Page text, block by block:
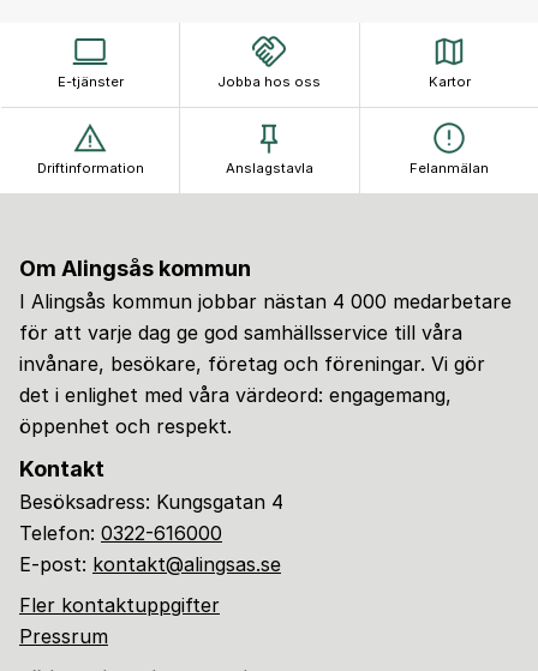
E-tjänster Jobba hos oss Kartor
Driftinformation Anslagstavla Felanmälan
Om Alingsås kommun
I Alingsås kommun jobbar nästan 4 000 medarbetare
för att varje dag ge god samhällsservice till våra
invånare, besökare, företag och föreningar. Vi gör
det i enlighet med våra värdeord: engagemang,
öppenhet och respekt.
Kontakt
Besöksadress: Kungsgatan 4
Telefon: 0322-616000
E-post: kontakt@alingsas.se
Fler kontaktuppgifter
Pressrum